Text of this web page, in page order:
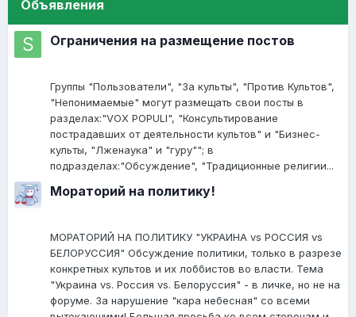
Объявления
Ограничения на размещение постов
Группы "Пользователи", "За культы", "Против Культов",
"Непонимаемые" могут размещать свои посты в
разделах:"VOX POPULI", "Консультирование
пострадавших от деятельности культов" и "Бизнес-
культы, "Лженаука" и "гуру""; в
подразделах:"Обсуждение", "Традиционные религии...
Мораторий на политику!
МОРАТОРИЙ НА ПОЛИТИКУ "УКРАИНА vs РОССИЯ vs
БЕЛОРУССИЯ" Обсуждение политики, только в разрезе
конкретных культов и их лоббистов во власти. Тема
"Украина vs. Россия vs. Белоруссия" - в личке, но не на
форуме. За нарушение "кара небесная" со всеми